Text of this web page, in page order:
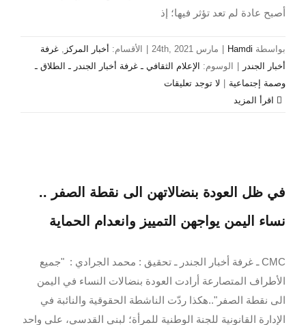
أصبح عادة لم تعد تؤثر فيها؛ إذ
بواسطة Hamdi مارس 24th, 2021 الأقسام: أخبار المركز , غرفة
أخبار الجندر
الوسوم:
الإعلام الثقافي ـ غرفة أخبار الجندر ـ الطلاق ـ
وصمة إجتماعية
لا توجد تعليقات
في ظل العودة بنضالاتهن الى نقطة الصفر ..
نساء اليمن يواجهن التمييز وانعدام الحماية
CMC ـ غرفة أخبار الجندر ـ تحقيق : محمد الجرادي : "جميع
الأطراف المتصارعة أرادت العودة بنضالات النساء في اليمن
الى نقطة الصفر"..هكذا ردّت الناشطة الحقوقية والنائبة في
الإدارة القانونية للجنة الوطنية للمرأة؛ لبنى القدسي، على واحد